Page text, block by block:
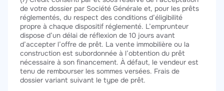
de votre dossier par Société Générale et, pour les prêts
réglementés, du respect des conditions d’éligibilité
propre à chaque dispositif réglementé. L’emprunteur
dispose d’un délai de réflexion de 10 jours avant
d’accepter l’offre de prêt. La vente immobilière ou la
construction est subordonnée à l’obtention du prêt
nécessaire à son financement. À défaut, le vendeur est
tenu de rembourser les sommes versées. Frais de
dossier variant suivant le type de prêt.